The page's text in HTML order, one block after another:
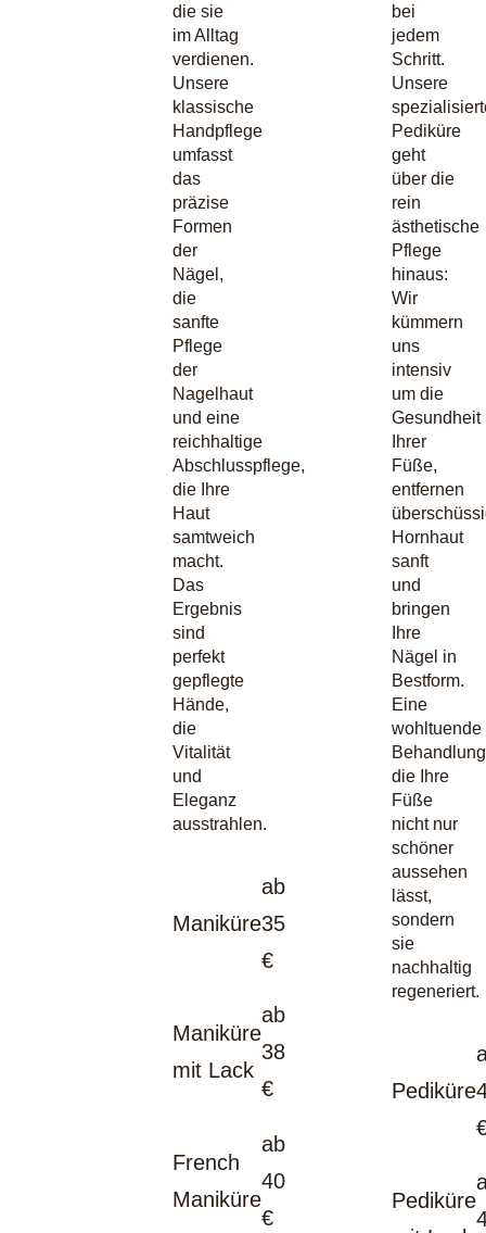
die sie
im Alltag
verdienen.
Unsere
klassische
Handpflege
umfasst
das
präzise
Formen
der
Nägel,
die
sanfte
Pflege
der
Nagelhaut
und eine
reichhaltige
Abschlusspflege,
die Ihre
Haut
samtweich
macht.
Das
Ergebnis
sind
perfekt
gepflegte
Hände,
die
Vitalität
und
Eleganz
ausstrahlen.
Maniküre
ab
35
€
Maniküre
mit Lack
ab
38
€
French
Maniküre
ab
40
€
bei
jedem
Schritt.
Unsere
Pediküre
geht
über die
rein
ästhetische
Pflege
hinaus:
Wir
kümmern
uns
intensiv
um die
Gesundheit
Ihrer
Füße,
entfernen
Hornhaut
sanft
und
bringen
Ihre
Nägel in
Bestform.
Eine
wohltuende
die Ihre
Füße
nicht nur
schöner
aussehen
lässt,
sondern
sie
nachhaltig
regeneriert.
Pediküre
Pediküre